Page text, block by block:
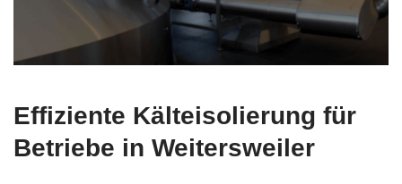
Effiziente Kälteisolierung für
Betriebe in Weitersweiler